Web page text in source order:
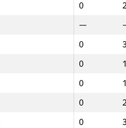
0
—
0
0
0
0
0
0
0
0
0
—
0
—